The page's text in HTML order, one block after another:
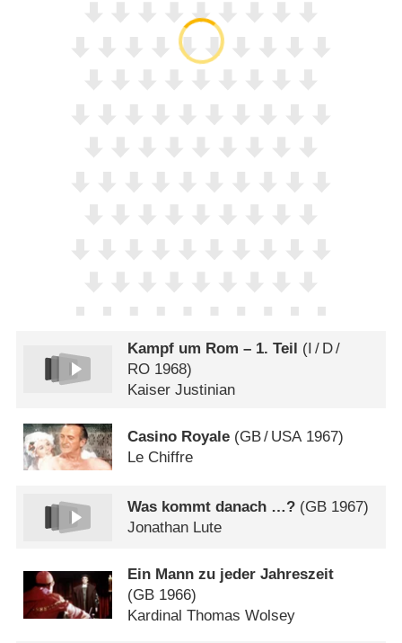
Kampf um Rom – 1. Teil (I / D/
RO 1968)
Kaiser Justinian
Casino Royale (GB/ USA1967)
Le Chiffre
Was kommt danach …? (GB 1967)
Jonathan Lute
Ein Mann zu jeder Jahreszeit
(GB 1966)
Kardinal Thomas Wolsey